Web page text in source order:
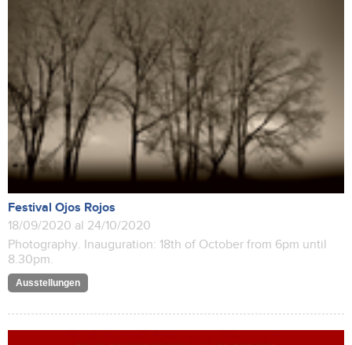
Festival Ojos Rojos
18/09/2020 al 24/10/2020
Photography. Inauguration: 18th of October from 6pm until
8.30pm.
Ausstellungen